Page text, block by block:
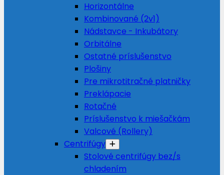
Horizontálne
Kombinované (2v1)
Nádstavce - Inkubátory
Orbitálne
Ostatné príslušenstvo
Plošiny
Pre mikrotitračné platničky
Preklápacie
Rotačné
Príslušenstvo k miešačkám
Valcové (Rollery)
Centrifúgy
Stolové centrifúgy bez/s
chladením